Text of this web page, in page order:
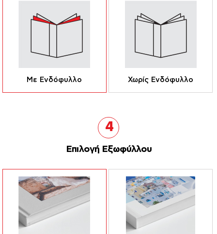
Με Ενδόφυλλο Χωρίς Ενδόφυλλο
4
Επιλογή Εξωφύλλου